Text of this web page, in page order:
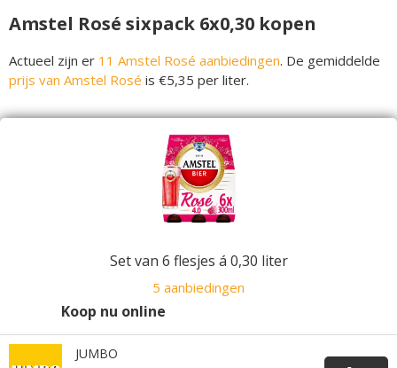
Amstel Rosé sixpack 6x0,30 kopen
Actueel zijn er 11 Amstel Rosé aanbiedingen. De gemiddelde
prijs van Amstel Rosé is €5,35 per liter.
Set van 6 flesjes á 0,30 liter
5 aanbiedingen
Koop nu online
JUMBO